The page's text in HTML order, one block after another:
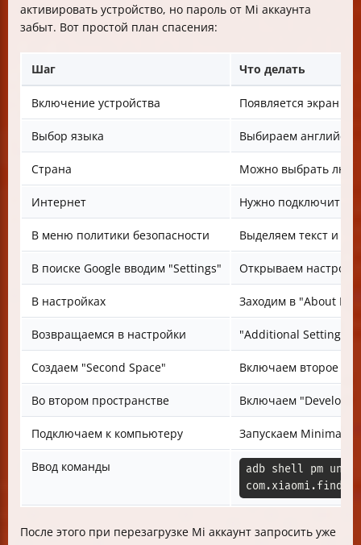
активировать устройство, но пароль от Mi аккаунта
забыт. Вот простой план спасения:
Шаг Что делать
Включение устройства Появляется экран
Выбор языка Выбираем
Страна Можно выбрать
Интернет Нужно подключиться
В меню политики безопасности Выделяем текст и
В поиске Google вводим "Settings" Открываем
В настройках Заходим в "About
Возвращаемся в настройки "Additional Settings"
Создаем "Second Space" Включаем второе
Во втором пространстве Включаем
Подключаем к компьютеру Запускаем Minimal
Ввод команды
adb shell pm
После этого при перезагрузке Mi аккаунт запросить уже